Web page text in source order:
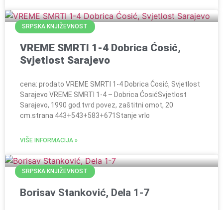
SRPSKA KNJIŽEVNOST
VREME SMRTI 1-4 Dobrica Ćosić,
Svjetlost Sarajevo
cena: prodato VREME SMRTI 1-4 Dobrica Ćosić, Svjetlost
Sarajevo VREME SMRTI 1-4 – Dobrica ĆosićSvjetlost
Sarajevo, 1990 god.tvrd povez, zaštitni omot, 20
cm.strana 443+543+583+671Stanje vrlo
VIŠE INFORMACIJA »
SRPSKA KNJIŽEVNOST
Borisav Stanković, Dela 1-7